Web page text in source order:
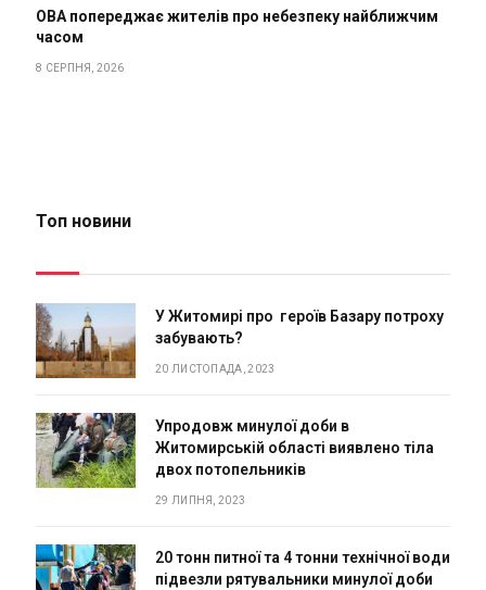
ОВА попереджає жителів про небезпеку найближчим
часом
8 СЕРПНЯ, 2026
Топ новини
У Житомирі про героїв Базару потроху
забувають?
20 ЛИСТОПАДА, 2023
Упродовж минулої доби в
Житомирській області виявлено тіла
двох потопельників
29 ЛИПНЯ, 2023
20 тонн питної та 4 тонни технічної води
підвезли рятувальники минулої доби